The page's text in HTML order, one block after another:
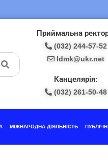
Приймальна
(032) 244-57-52
ldmk@ukr.net
Канцелярія:
(032) 261-50-48
МІЖНАРОДНА ДІЯЛЬНІСТЬ